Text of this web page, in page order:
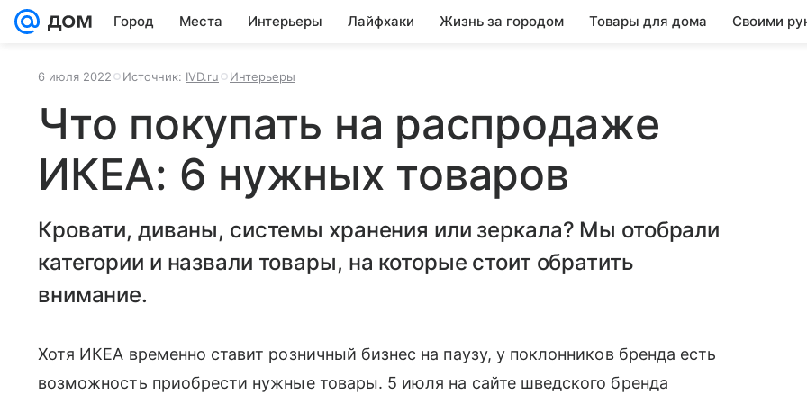
Город Места Интерьеры Лайфхаки Жизнь за городом Товары для дома Своими
6 июля 2022 Источник: IVD.ru Интерьеры
Что покупать на распродаже
ИКЕА: 6 нужных товаров
Кровати, диваны, системы хранения или зеркала? Мы отобрали
категории и назвали товары, на которые стоит обратить
внимание.
Хотя ИКЕА временно ставит розничный бизнес на паузу, у поклонников бренда есть
возможность приобрести нужные товары. 5 июля на сайте шведского бренда